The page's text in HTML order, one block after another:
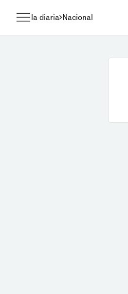
la diaria Nacional